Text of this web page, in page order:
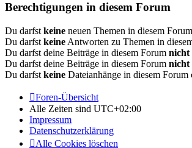
Berechtigungen in diesem Forum
Du darfst keine neuen Themen in diesem
Du darfst keine Antworten zu Themen in
Du darfst deine Beiträge in diesem Forum nicht
Du darfst deine Beiträge in diesem Forum nicht
Du darfst keine Dateianhänge in diesem Forum
Foren-Übersicht
Alle Zeiten sind UTC+02:00
Impressum
Datenschutzerklärung
Alle Cookies löschen